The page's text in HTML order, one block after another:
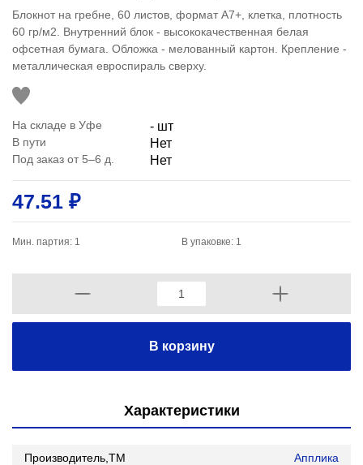
Блокнот на гребне, 60 листов, формат А7+, клетка, плотность
60 гр/м2. Внутренний блок - высококачественная белая
офсетная бумага. Обложка - мелованный картон. Крепление -
металлическая евроспираль сверху.
На складе в Уфе - шт
В пути Нет
Под заказ от 5–6 д. Нет
47.51 ₽
Мин. партия: 1 В упаковке: 1
В корзину
Характеристики
Производитель,ТМ Апплика